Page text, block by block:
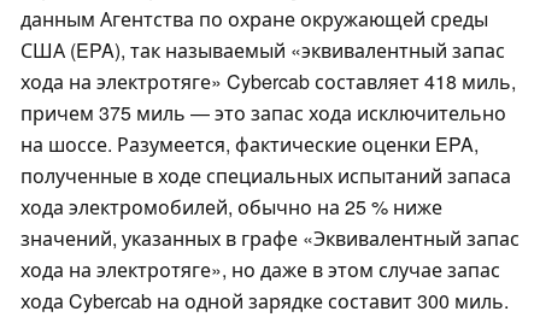
данным Агентства по охране окружающей среды
США (EPA), так называемый «эквивалентный запас
хода на электротяге» Cybercab составляет 418 миль,
причем 375 миль — это запас хода исключительно
на шоссе. Разумеется, фактические оценки EPA,
полученные в ходе специальных испытаний запаса
хода электромобилей, обычно на 25 % ниже
значений, указанных в графе «Эквивалентный запас
хода на электротяге», но даже в этом случае запас
хода Cybercab на одной зарядке составит 300 миль.